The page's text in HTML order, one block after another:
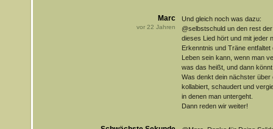
Marc
vor 22 Jahren
Und gleich noch was dazu:
@selbstschuld un den rest
dieses Lied hört und mit jeder
Erkenntnis und Träne
Leben sein kann, wenn man
was das heißt, und dann
Was denkt dein nächster
kollabiert, schaudert und
in denen man untergeht.
Dann reden wir weiter!